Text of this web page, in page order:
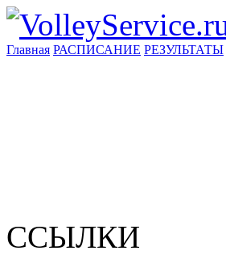
Главная РАСПИСАНИЕ РЕЗУЛЬТАТЫ
ССЫЛКИ